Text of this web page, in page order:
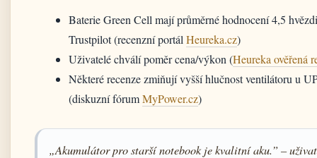
Baterie Green Cell mají průměrné hodnocení 4,5
Trustpilot (recenzní portál Heureka.cz)
Uživatelé chválí poměr cena/výkon (Heureka ověřená
Některé recenze zmiňují vyšší hlučnost ventilátoru u
(diskuzní fórumMyPower.cz)
„Akumulátor pro starší notebook je kvalitní aku.” –